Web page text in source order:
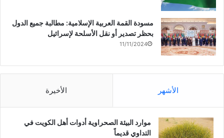
مسودة القمة العربية الإسلامية: مطالبة جميع الدول
بحظر تصدير أو نقل الأسلحة لإسرائيل
11/11/2024
الأشهر الأخيرة
موارد البيئة الصحراوية أدوات أهل الكويت في
التداوي قديماً